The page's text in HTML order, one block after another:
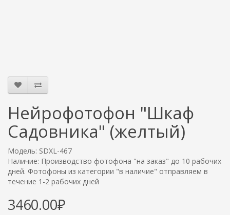
Нейрофотофон "Шкаф
Садовника" (желтый)
Модель: SDXL-467
Наличие: Производство фотофона "на заказ" до 10 рабочих
дней. Фотофоны из категории "в наличие" отправляем в
течение 1-2 рабочих дней
3460.00₽